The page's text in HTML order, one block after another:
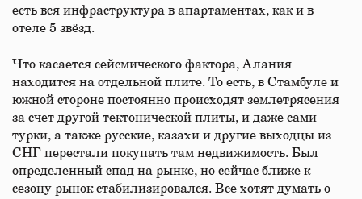
есть вся инфраструктура в апартаментах, как и в
отеле 5 звёзд.
Что касается сейсмического фактора, Алания
находится на отдельной плите. То есть, в Стамбуле и
южной стороне постоянно происходят землетрясения
за счет другой тектонической плиты, и даже сами
турки, а также русские, казахи и другие выходцы из
СНГ перестали покупать там недвижимость. Был
определенный спад на рынке, но сейчас ближе к
сезону рынок стабилизировался. Все хотят думать о